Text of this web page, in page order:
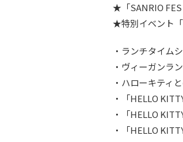
★「SANRIO
★特別イベント「
・ランチタイム
・ヴィーガンラ
・ハローキティ
・「HELLO
・「HELLO
・「HELLO